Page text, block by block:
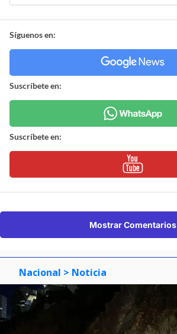
Síguenos en:
Suscríbete en:
Suscríbete en:
Mostrar Comentarios
Nacional > Noticia